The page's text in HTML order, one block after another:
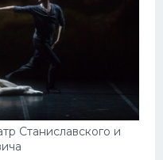
Станиславского и